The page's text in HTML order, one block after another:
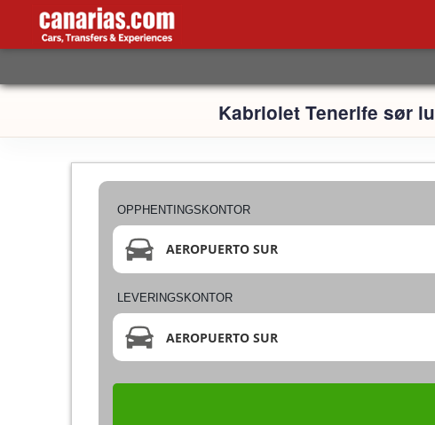
Kabriolet Tenerife sør
OPPHENTINGSKONTOR
AEROPUERTO SUR
LEVERINGSKONTOR
AEROPUERTO SUR